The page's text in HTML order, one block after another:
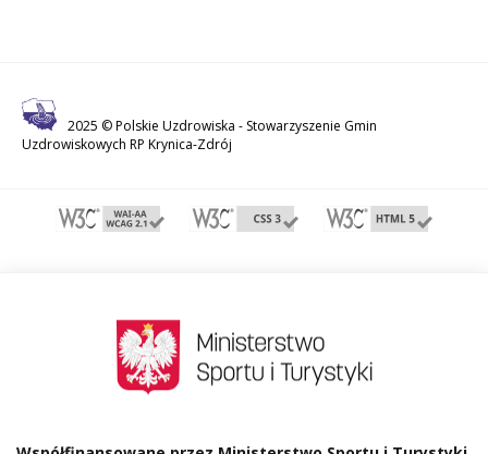
2025 © Polskie Uzdrowiska - Stowarzyszenie Gmin
Uzdrowiskowych RP Krynica-Zdrój